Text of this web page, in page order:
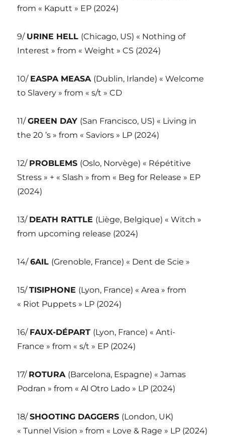
from « Kaputt » EP (2024)
9/ URINE HELL (Chicago, US) « Nothing of
Interest » from « Weight » CS (2024)
10/ EASPA MEASA (Dublin, Irlande) « Welcome
to Slavery » from « s/t » CD
11/GREEN DAY (San Francisco, US) « Living in
the 20 ’s » from « Saviors » LP (2024)
12/ PROBLEMS (Oslo, Norvège) « Répétitive
Stress » + « Slash » from « Beg for Release » EP
(2024)
13/ DEATH RATTLE (Liège, Belgique) « Witch »
from upcoming release (2024)
14/6AIL (Grenoble, France) « Dent de Scie »
15/TISIPHONE (Lyon, France) « Area » from
« Riot Puppets » LP (2024)
16/ FAUX-DÉPART (Lyon, France) « Anti-
France » from « s/t » EP (2024)
17/ ROTURA (Barcelona, Espagne) « Jamas
Podran » from « Al Otro Lado » LP (2024)
18/SHOOTING DAGGERS (London, UK)
« Tunnel Vision » from « Love & Rage » LP (2024)